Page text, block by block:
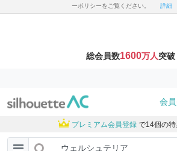
ーポリシーをご覧ください。 詳細
総会員数1600万人突破
会
プレミアム会員登録 で14個の特